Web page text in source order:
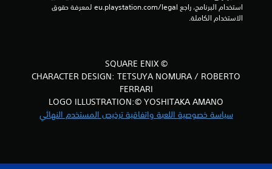
الاستخدام الكاملة.
© SQUARE ENIX
CHARACTER DESIGN: TETSUYA NOMURA / ROBERTO
FERRARI
LOGO ILLUSTRATION:© YOSHITAKA AMANO
سياسة خصوصية اللعبة واتفاقية ترخيص المستخدم النهائي